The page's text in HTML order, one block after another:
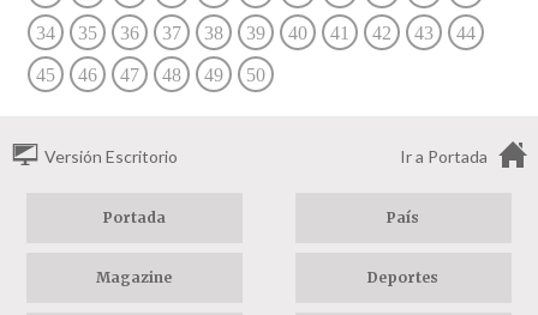
34 35 36 37 38 39 40 41 42 43 44
45 46 47 48 49 50
Versión Escritorio Ir a Portada
Portada País
Magazine Deportes